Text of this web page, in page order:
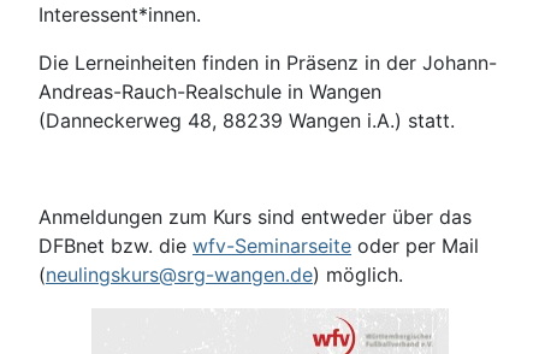
Interessent*innen.
Die Lerneinheiten finden in Präsenz in der Johann-
Andreas-Rauch-Realschule in Wangen
(Danneckerweg 48, 88239 Wangen i.A.) statt.
Anmeldungen zum Kurs sind entweder über das
DFBnet bzw. die wfv-Seminarseite oder per Mail
(neulingskurs@srg-wangen.de) möglich.